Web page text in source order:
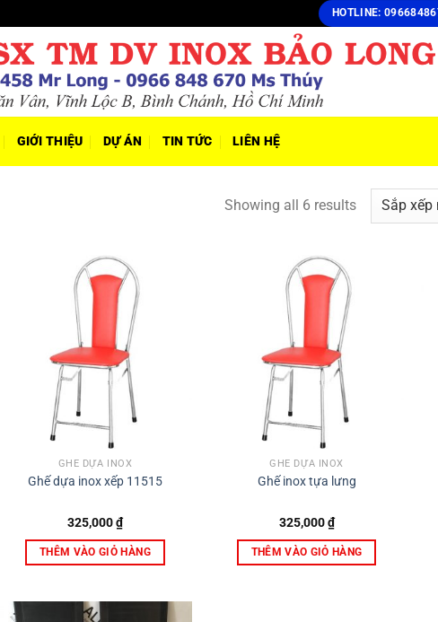
HOTLINE:
GIỚI THIỆU DỰ ÁN TIN TỨC LIÊN HỆ
Showing all 6 results
GHẾ DỰA INOX
Ghế dựa inox xếp 11515
325,000₫
THÊM VÀO GIỎ HÀNG
GHẾ DỰA INOX
Ghế inox tựa lưng
325,000₫
THÊM VÀO GIỎ HÀNG